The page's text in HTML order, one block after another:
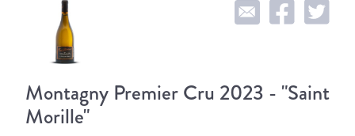
Montagny Premier Cru 2023 - "Saint
Morille"